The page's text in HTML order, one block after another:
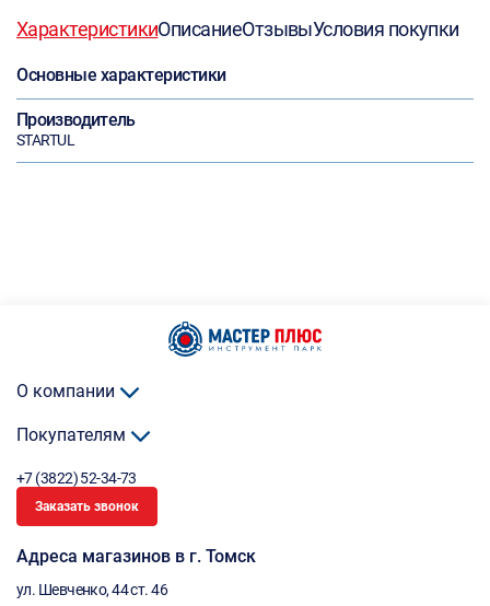
ХарактеристикиОписаниеОтзывыУсловия покупки
Основные характеристики
Производитель
STARTUL
О компании
Покупателям
+7 (3822) 52-34-73
Заказать звонок
Адреса магазинов в г. Томск
ул. Шевченко, 44 ст. 46